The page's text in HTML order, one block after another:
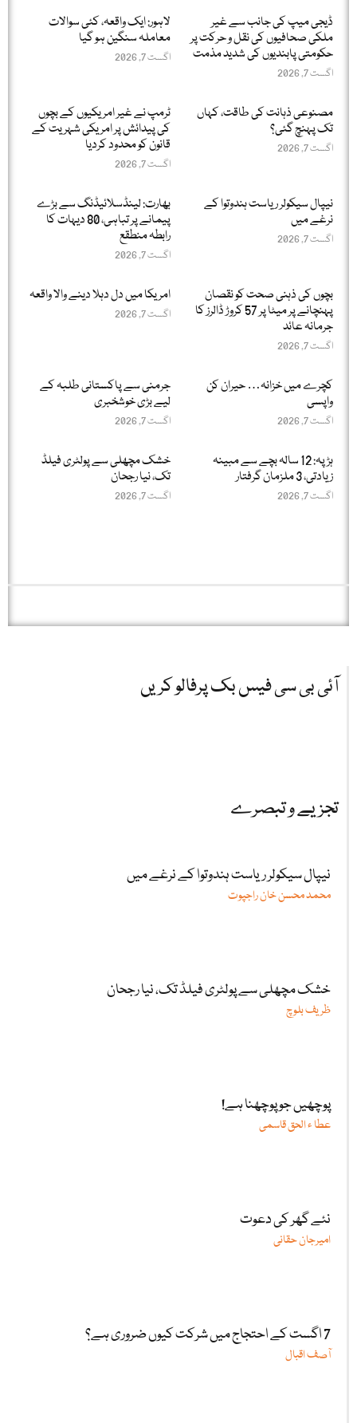
ڈیجی میپ کی جانب سے غیر
ملکی صحافیوں کی نقل و حرکت پر
حکومتی پابندیوں کی شدید مذمت
اگست 7, 2026
لاہور: ایک واقعہ، کئی سوالات
معاملہ سنگین ہو گیا
اگست 7, 2026
مصنوعی ذہانت کی طاقت، کہاں
تک پہنچ گئی؟
اگست 7, 2026
ٹرمپ نے غیر امریکیوں کے بچوں
کی پیدائش پر امریکی شہریت کے
قانون کو محدود کردیا
اگست 7, 2026
نیپال سیکولر ریاست ہندوتوا کے
نرغے میں
اگست 7, 2026
بھارت: لینڈسلائیڈنگ سے بڑے
پیمانے پر تباہی، 80 دیہات کا
رابطہ منطقع
اگست 7, 2026
بچوں کی ذہنی صحت کو نقصان
پہنچانے پر میٹا پر 57 کروڑ ڈالرز کا
جرمانہ عائد
اگست 7, 2026
امریکا میں دل دہلا دینے والا واقعہ
اگست 7, 2026
کچرے میں خزانہ… حیران کن
واپسی
اگست 7, 2026
جرمنی سے پاکستانی طلبہ کے
لیے بڑی خوشخبری
اگست 7, 2026
ہڑپہ: 12 سالہ بچے سے مبینہ
زیادتی، 3 ملزمان گرفتار
اگست 7, 2026
خشک مچھلی سے پولٹری فیلڈ
تک، نیا رجحان
اگست 7, 2026
آئی بی سی فیس بک پرفالو کریں
تجزیے و تبصرے
نیپال سیکولر ریاست ہندوتوا کے نرغے میں
محمد محسن خان راجپوت
خشک مچھلی سے پولٹری فیلڈ تک، نیا رجحان
ظریف بلوچ
پوچھیں جو پوچھنا ہے!
عطا ء الحق قاسمی
نئے گھر کی دعوت
امیرجان حقانی
7 اگست کے احتجاج میں شرکت کیوں ضروری ہے؟
آصف اقبال